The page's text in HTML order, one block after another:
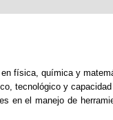
física, química y
tecnológico y
en el manejo de